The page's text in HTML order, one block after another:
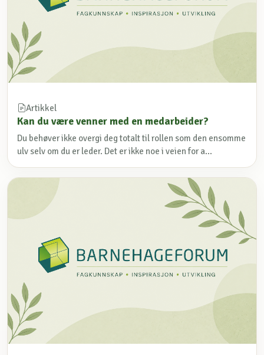
Artikkel
Kan du være venner med en medarbeider?
Du behøver ikke overgi deg totalt til rollen som den ensomme
ulv selv om du er leder. Det er ikke noe i veien for a...